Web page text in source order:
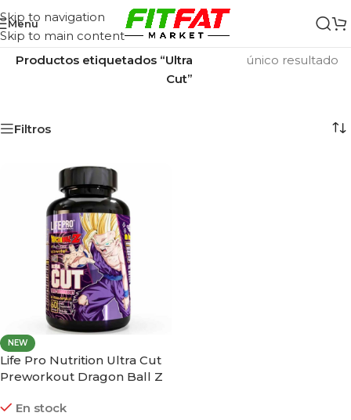
Skip to navigation
Skip to main content
Menu
Inicio/
Productos etiquetados “Ultra
Cut”
único resultado
Filtros
NEW
Life Pro Nutrition Ultra Cut
Preworkout Dragon Ball Z
En stock